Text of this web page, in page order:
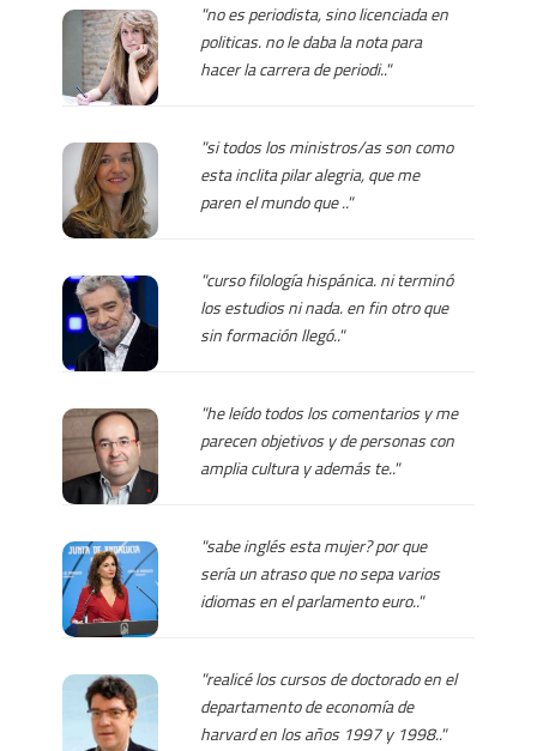
"no es periodista, sino licenciada en
politicas. no le daba la nota para
hacer la carrera de periodi.."
"si todos los ministros/as son como
esta inclita pilar alegria, que me
paren el mundo que .."
"curso filología hispánica. ni terminó
los estudios ni nada. en fin otro que
sin formación llegó.."
"he leído todos los comentarios y me
parecen objetivos y de personas con
amplia cultura y además te.."
"sabe inglés esta mujer? por que
sería un atraso que no sepa varios
idiomas en el parlamento euro.."
"realicé los cursos de doctorado en el
departamento de economía de
harvard en los años 1997 y 1998.."